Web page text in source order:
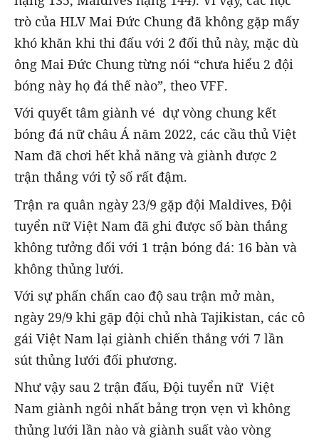
trò của HLV Mai Đức Chung đã không gặp mấy
khó khăn khi thi đấu với 2 đối thủ này, mặc dù
ông Mai Đức Chung từng nói “chưa hiểu 2 đội
bóng này họ đá thế nào”, theo VFF.
Với quyết tâm giành vé dự vòng chung kết
bóng đá nữ châu Á năm 2022, các cầu thủ Việt
Nam đã chơi hết khả năng và giành được 2
trận thắng với tỷ số rất đậm.
Trận ra quân ngày 23/9 gặp đội Maldives, Đội
tuyển nữ Việt Nam đã ghi được số bàn thắng
không tưởng đối với 1 trận bóng đá: 16 bàn và
không thủng lưới.
Với sự phấn chấn cao độ sau trận mở màn,
ngày 29/9 khi gặp đội chủ nhà Tajikistan, các cô
gái Việt Nam lại giành chiến thắng với 7 lần
sút thủng lưới đối phương.
Như vậy sau 2 trận đấu, Đội tuyển nữ Việt
Nam giành ngôi nhất bảng trọn vẹn vì không
thủng lưới lần nào và giành suất vào vòng